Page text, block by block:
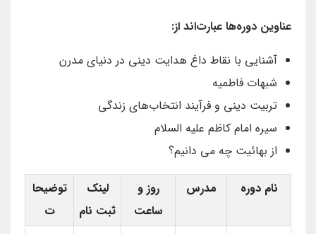
عناوین دوره‌ها عبارت‌اند از:
آشنایی با نقاط داغ هدایت دینی در دنیای مدرن
شبهات فاطمیه
تربیت دینی و فرآیند انتخاب‌های زندگی
سیره امام کاظم علیه السلام
از بهائیت چه می دانیم؟
نام دوره مدرس
روز و
ساعت
لینک
ثبت نام
توضیحا
ت